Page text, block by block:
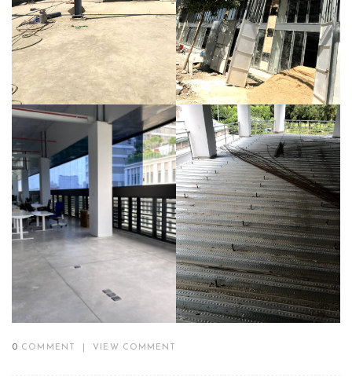
0 COMMENT VIEW COMMENT